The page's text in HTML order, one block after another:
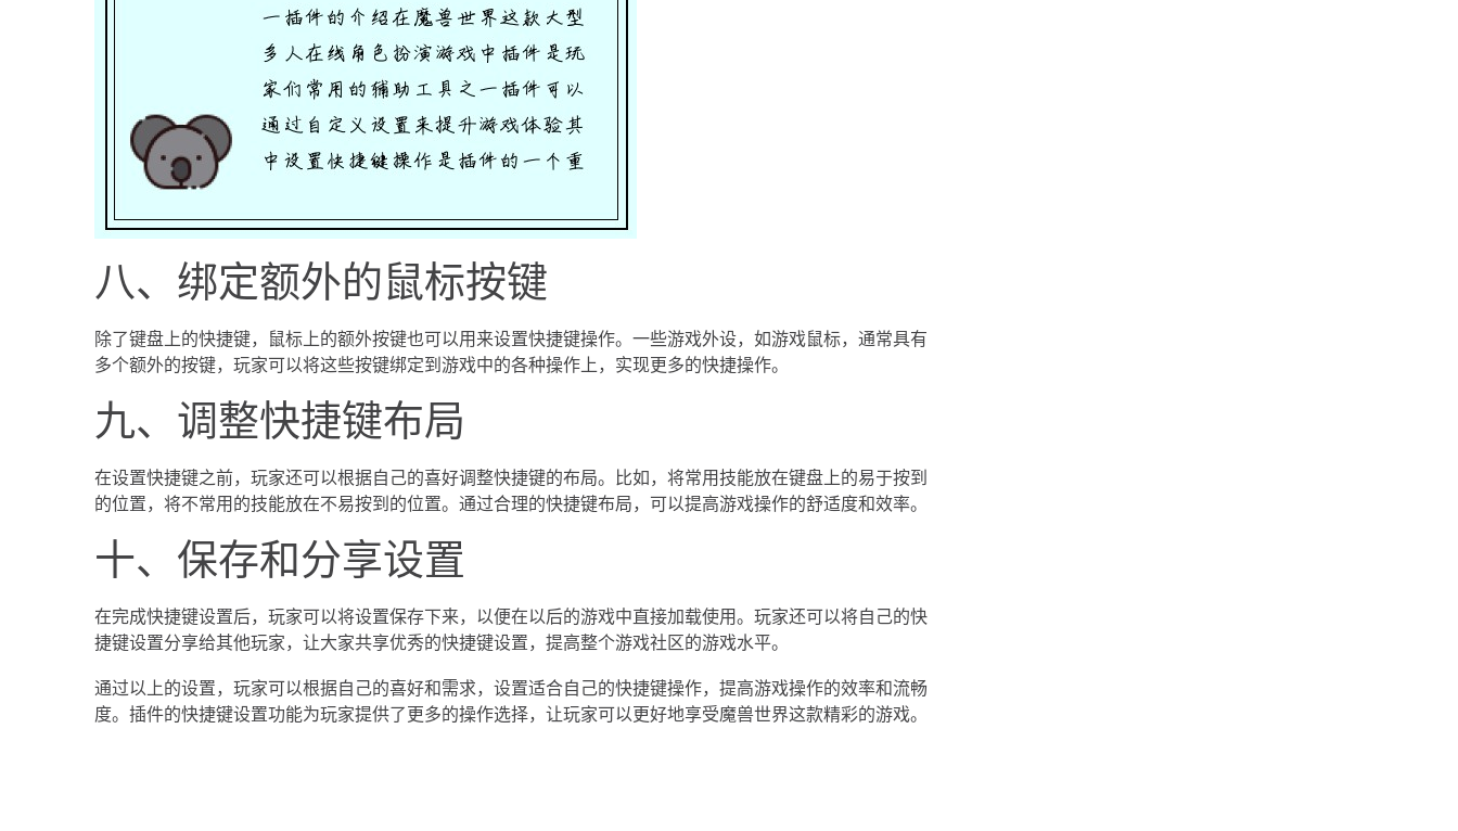
八、绑定额外的鼠标按键
除了键盘上的快捷键，鼠标上的额外按键也可以用来设置快捷键操作。一些游戏外设，如游戏鼠标，通常具有
多个额外的按键，玩家可以将这些按键绑定到游戏中的各种操作上，实现更多的快捷操作。
九、调整快捷键布局
在设置快捷键之前，玩家还可以根据自己的喜好调整快捷键的布局。比如，将常用技能放在键盘上的易于按到
的位置，将不常用的技能放在不易按到的位置。通过合理的快捷键布局，可以提高游戏操作的舒适度和效率。
十、保存和分享设置
在完成快捷键设置后，玩家可以将设置保存下来，以便在以后的游戏中直接加载使用。玩家还可以将自己的快
捷键设置分享给其他玩家，让大家共享优秀的快捷键设置，提高整个游戏社区的游戏水平。
通过以上的设置，玩家可以根据自己的喜好和需求，设置适合自己的快捷键操作，提高游戏操作的效率和流畅
度。插件的快捷键设置功能为玩家提供了更多的操作选择，让玩家可以更好地享受魔兽世界这款精彩的游戏。